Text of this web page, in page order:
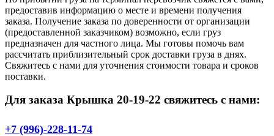
предоставив информацию о месте и времени получения
заказа. Получение заказа по доверенности от организации
(предоставленной заказчиком) возможно, если груз
предназначен для частного лица. Мы готовы помочь вам
рассчитать приблизительный срок доставки груза в днях.
Свяжитесь с нами для уточнения стоимости товара и сроков
поставки.
Для заказа Крышка 20-19-22 свяжитесь с нами:
+7 (996)-228-11-74